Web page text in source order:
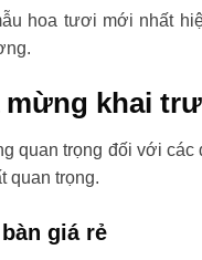
hoa tươi mới nhất
mừng khai
quan trọng đối với
quan trọng.
giá rẻ